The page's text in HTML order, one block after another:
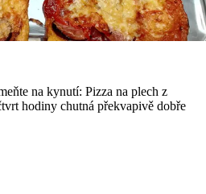
na kynutí: Pizza na plech z
hodiny chutná překvapivě dobře